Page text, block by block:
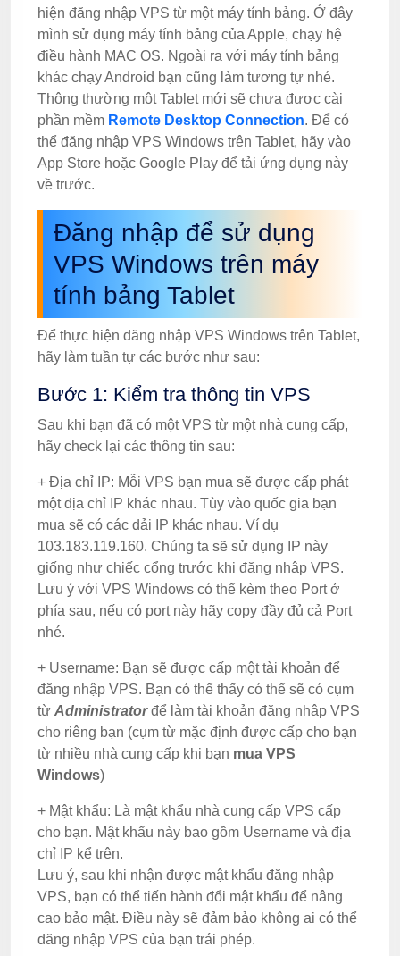
hiện đăng nhập VPS từ một máy tính bảng. Ở đây
mình sử dụng máy tính bảng của Apple, chạy hệ
điều hành MAC OS. Ngoài ra với máy tính bảng
khác chạy Android bạn cũng làm tương tự nhé.
Thông thường một Tablet mới sẽ chưa được cài
phần mềm Remote Desktop Connection. Để có
thể đăng nhập VPS Windows trên Tablet, hãy vào
App Store hoặc Google Play để tải ứng dụng này
về trước.
Đăng nhập để sử dụng
VPS Windows trên máy
tính bảng Tablet
Để thực hiện đăng nhập VPS Windows trên Tablet,
hãy làm tuần tự các bước như sau:
Bước 1: Kiểm tra thông tin VPS
Sau khi bạn đã có một VPS từ một nhà cung cấp,
hãy check lại các thông tin sau:
+ Địa chỉ IP: Mỗi VPS bạn mua sẽ được cấp phát
một địa chỉ IP khác nhau. Tùy vào quốc gia bạn
mua sẽ có các dải IP khác nhau. Ví dụ
103.183.119.160. Chúng ta sẽ sử dụng IP này
giống như chiếc cổng trước khi đăng nhập VPS.
Lưu ý với VPS Windows có thể kèm theo Port ở
phía sau, nếu có port này hãy copy đầy đủ cả Port
nhé.
+ Username: Bạn sẽ được cấp một tài khoản để
đăng nhập VPS. Bạn có thể thấy có thể sẽ có cụm
từ Administrator để làm tài khoản đăng nhập VPS
cho riêng bạn (cụm từ mặc định được cấp cho bạn
từ nhiều nhà cung cấp khi bạn mua VPS
Windows)
+ Mật khẩu: Là mật khẩu nhà cung cấp VPS cấp
cho bạn. Mật khẩu này bao gồm Username và địa
chỉ IP kể trên.
Lưu ý, sau khi nhận được mật khẩu đăng nhập
VPS, bạn có thể tiến hành đổi mật khẩu để nâng
cao bảo mật. Điều này sẽ đảm bảo không ai có thể
đăng nhập VPS của bạn trái phép.